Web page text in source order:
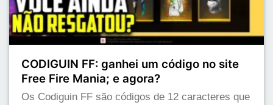
CODIGUIN FF: ganhei um código no site
Free Fire Mania; e agora?
Os Codiguin FF são códigos de 12 caracteres que